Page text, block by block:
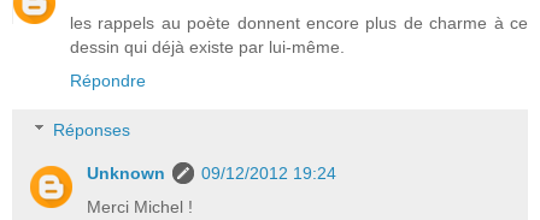
les rappels au poète donnent encore plus de charme à ce
dessin qui déjà existe par lui-même.
Répondre
Réponses
Unknown
09/12/2012 19:24
Merci Michel !